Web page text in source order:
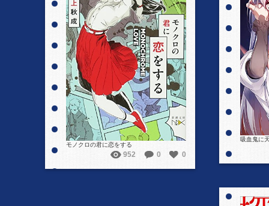
詳細を見る
モノクロの君に恋をする
952 0 0
吸血鬼に